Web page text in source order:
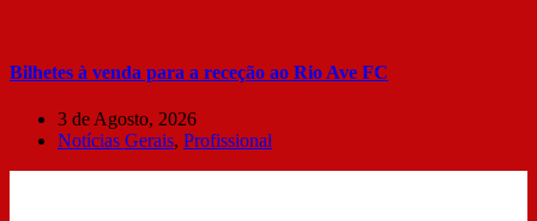
Bilhetes à venda para a receção ao Rio Ave FC
3 de Agosto, 2026
Notícias Gerais, Profissional